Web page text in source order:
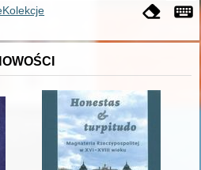
Kolekcje